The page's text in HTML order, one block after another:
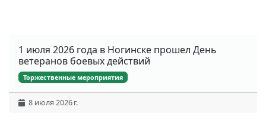
1 июля 2026 года в Ногинске прошел День
ветеранов боевых действий
Торжественные мероприятия
8 июля 2026 г.